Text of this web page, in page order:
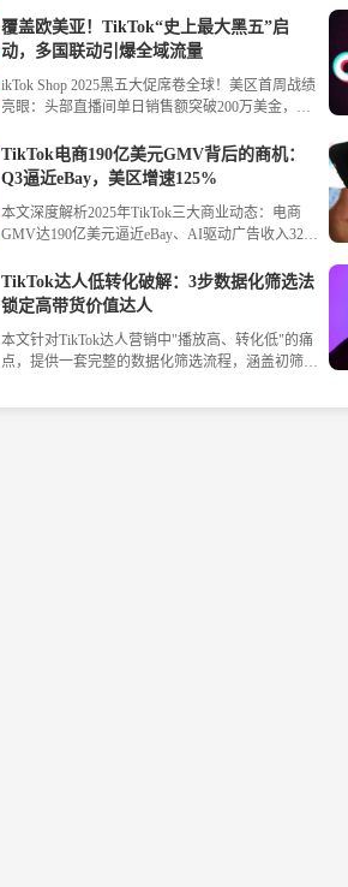
道、迪拜港口停摆，到云服务故障、跨境支付瘫
痪，全球数字与实体供应链正面临前所未有的“双
我们该如何应对这场全球化链路的“压力测试”？点
击阅读，洞察风险背后的商业新平衡。
覆盖欧美亚！TikTok“史上最大黑五”启
动，多国联动引爆全域流量
ikTok Shop 2025黑五大促席卷全球！美区首周战绩
亮眼：头部直播间单日销售额突破200万美金，跨
销售超20万美金。内容场驱动圣诞装饰、秋冬服
饰、3C家电等爆品集中爆发，欧洲、美洲、亚洲
容种草与平台资源冲击年终销量巅峰？本文解析黑
五全球增长机遇。
TikTok电商190亿美元GMV背后的商机：
Q3逼近eBay，美区增速125%
本文深度解析2025年TikTok三大商业动态：电商
GMV达190亿美元逼近eBay、AI驱动广告收入324
市场差异洞察与实操指南。
TikTok达人低转化破解：3步数据化筛选法
锁定高带货价值达人
本文针对TikTok达人营销中"播放高、转化低"的痛
点，提供一套完整的数据化筛选流程，涵盖初筛标
家精准定位高带货价值达人，提升合作ROI。